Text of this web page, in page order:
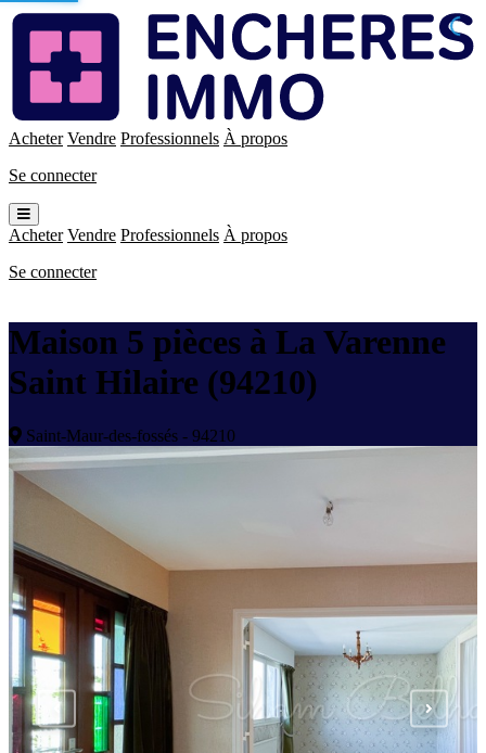
Enchères
Immo
Acheter Vendre Professionnels À propos
Se connecter
Ouvrir
le
menu
Acheter Vendre Professionnels À propos
Se connecter
Maison 5 pièces à La Varenne
Saint Hilaire (94210)
Saint-Maur-des-fossés - 94210